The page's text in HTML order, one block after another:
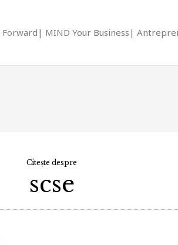
Forward MIND Your Business
Citește despre
scse